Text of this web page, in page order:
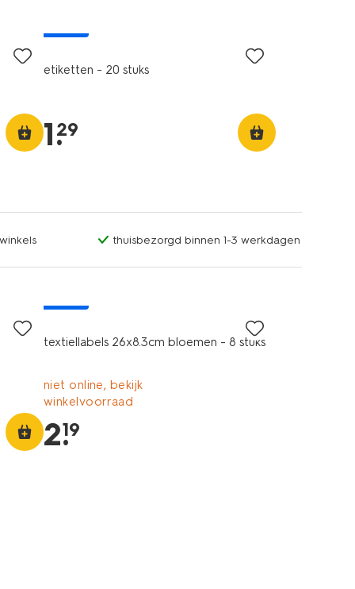
etiketten - 20 stuks
1.
29
thuisbezorgd binnen 1-3 werkdagen
textiellabels 26x8.3cm bloemen - 8 stuks
niet online, bekijk
winkelvoorraad
2.
19